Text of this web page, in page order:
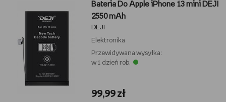
Bateria Do Apple iPhone 13 mini DEJI
2550 mAh
DEJI
Elektronika
Przewidywana wysyłka:
w 1 dzień rob.
99,99 zł